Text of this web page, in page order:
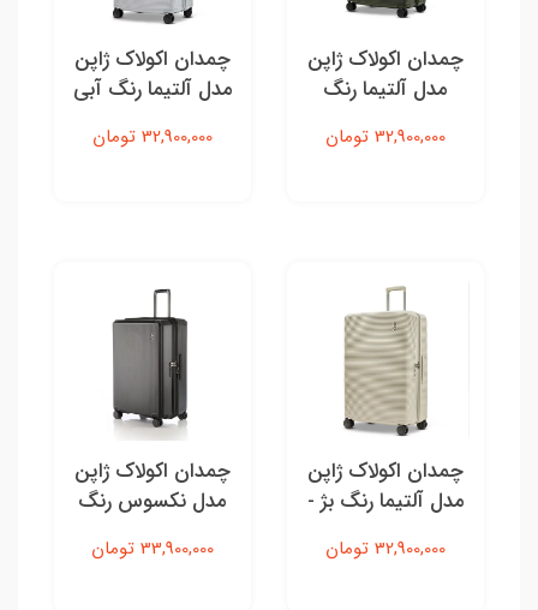
چمدان اکولاک ژاپن
مدل آلتیما رنگ
زیتونی تیره - سایز
بزرگ
32,900,000 تومان
چمدان اکولاک ژاپن
مدل آلتیما رنگ آبی
روشن - سایز بزرگ
32,900,000 تومان
چمدان اکولاک ژاپن
مدل آلتیما رنگ بژ -
سایز بزرگ
32,900,000 تومان
چمدان اکولاک ژاپن
مدل نکسوس رنگ
مشکی - سایز بزرگ
33,900,000 تومان